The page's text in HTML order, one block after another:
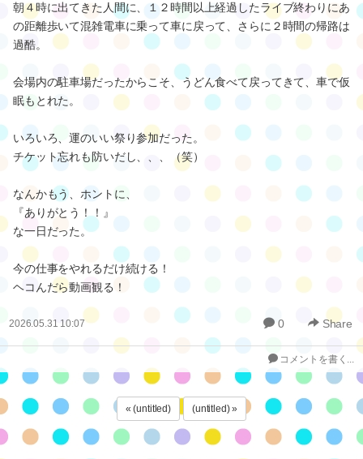
朝４時に出てきた人間に、１２時間以上経過したライブ終わりにあ
の距離歩いて混雑電車に乗って車に戻って、さらに２時間の帰路は
過酷。
会場内の駐車場だったからこそ、うどん食べて戻ってきて、車で仮
眠もとれた。
いろいろ、運のいい祭り参加だった。
チケット忘れも防いだし、、、（笑）
なんかもう、ホントに、
『ありがとう！！』
な一日だった。
今の仕事をやれるだけ続ける！
ヘコんだら動画観る！
2026.05.31 10:07 0 Share
コメントを書く...
« (untitled) (untitled) »